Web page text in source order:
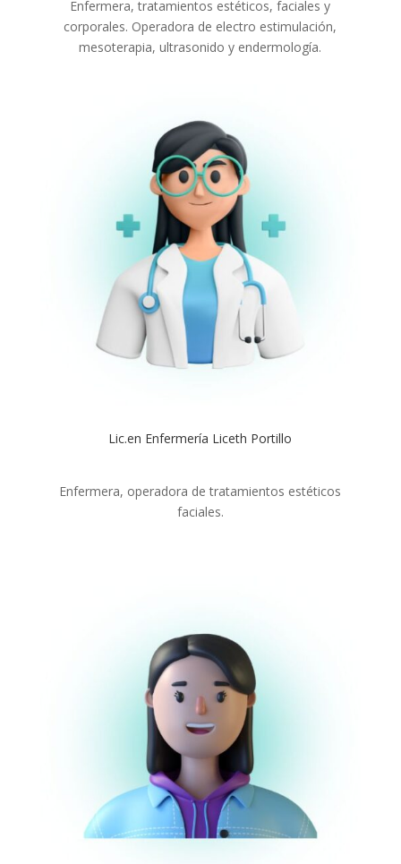
Enfermera, tratamientos estéticos, faciales y
corporales. Operadora de electro estimulación,
mesoterapia, ultrasonido y endermología.
Lic.en Enfermería Liceth Portillo
Enfermera, operadora de tratamientos estéticos
faciales.